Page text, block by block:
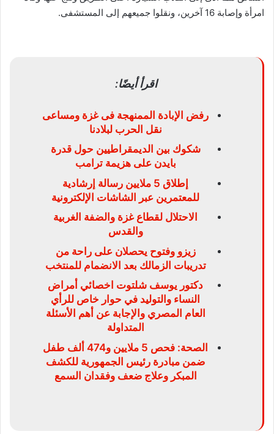
امرأة وإصابة 16 آخرين، ونقلوا جميعهم إلى المستشفى.
اقرأ أيضًا:
رفض الإبادة الممنهجة فى غزة ومساعى
نقل الحرب لبلادنا
شكوك بين الديمقراطيين حول قدرة
بايدن على هزيمة ترامب
إطلاق 5 ملايين رسالة إرشادية
للمعتمرين عبر الشاشات الإلكترونية
الاحتلال لقطاع غزة والضفة الغربية
والقدس
زيزو وفتوح يحصلان على راحة من
تدريبات الزمالك بعد الانضمام للمنتخب
دكتور يوسف شلتوت اخصائي أمراض
النساء والتوليد في حوار خاص للرأي
العام المصري والإجابة عن أهم الأسئلة
المتداولة
الصحة: فحص 5 ملايين و474 ألف طفل
ضمن مبادرة رئيس الجمهورية للكشف
المبكر وعلاج ضعف وفقدان السمع